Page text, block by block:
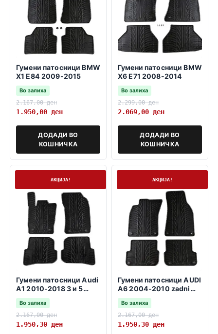
Гумени патосници BMW
X1 E84 2009-2015
Во залиха
2.167,00ден
1.950,00 ден
ДОДАДИ ВО
КОШНИЧКА
Гумени патосници BMW
X6 E71 2008-2014
Во залиха
2.299,00ден
2.069,00 ден
ДОДАДИ ВО
КОШНИЧКА
АКЦИЈА!
Гумени патосници Audi
A1 2010-2018 3 и 5
врати sportback
Во залиха
2.167,00ден
1.950,30 ден
АКЦИЈА!
Гумени патосници AUDI
A6 2004-2010 zadni
fiksatori 37,5cm
Во залиха
2.167,00ден
1.950,30 ден